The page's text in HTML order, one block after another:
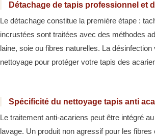
Détachage de tapis professionnel et
Le détachage constitue la première étape :
incrustées sont traitées avec des méthodes
laine, soie ou fibres naturelles. La
nettoyage pour protéger votre tapis des
Spécificité du nettoyage tapis anti
Le traitement anti-acariens peut être intégré
lavage. Un produit non agressif pour les